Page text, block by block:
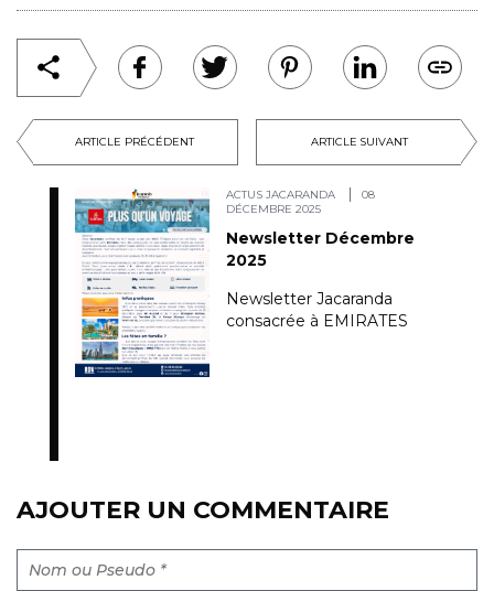
ARTICLE PRÉCÉDENT ARTICLE SUIVANT
ACTUS JACARANDA
08
DÉCEMBRE 2025
Newsletter Décembre
2025
Newsletter Jacaranda
consacrée à EMIRATES
AJOUTER UN COMMENTAIRE